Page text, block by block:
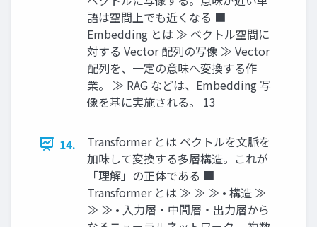
語は空間上でも近くなる ■
Embedding とは ≫ ベクトル空間に
対する Vector 配列の写像 ≫ Vector
配列を、一定の意味へ変換する作
業。 ≫ RAG などは、Embedding 写
像を基に実施される。 13
14.
Transformer とは ベクトルを文脈を
加味して変換する多層構造。これが
「理解」の正体である ■
Transformer とは ≫ ≫ ≫ • 構造 ≫
≫ ≫ • 入力層・中間層・出力層から